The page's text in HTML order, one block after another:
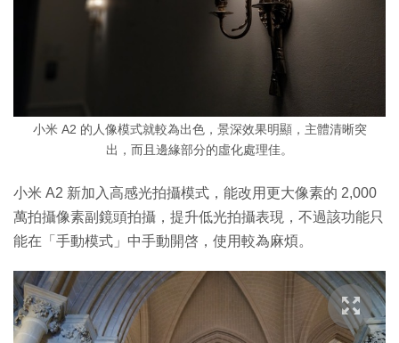
小米 A2 的人像模式就較為出色，景深效果明顯，主體清晰突
出，而且邊緣部分的虛化處理佳。
小米 A2 新加入高感光拍攝模式，能改用更大像素的 2,000
萬拍攝像素副鏡頭拍攝，提升低光拍攝表現，不過該功能只
能在「手動模式」中手動開啓，使用較為麻煩。